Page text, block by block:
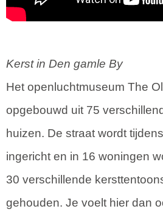
Kerst in Den gamle By
Het openluchtmuseum The
opgebouwd uit 75
huizen. De straat wordt
ingericht en in 16 woningen
30 verschillende
gehouden. Je voelt hier dan